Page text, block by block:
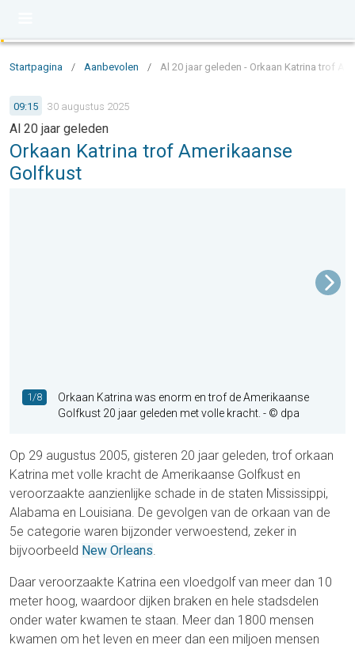
Startpagina / Aanbevolen / Al 20 jaar geleden - Orkaan Katrina trof
09:15 30 augustus 2025
Al 20 jaar geleden
Orkaan Katrina trof Amerikaanse
Golfkust
1/8
Orkaan Katrina was enorm en trof de Amerikaanse
Golfkust 20 jaar geleden met volle kracht. - © dpa
Op 29 augustus 2005, gisteren 20 jaar geleden, trof orkaan
Katrina met volle kracht de Amerikaanse Golfkust en
veroorzaakte aanzienlijke schade in de staten Mississippi,
Alabama en Louisiana. De gevolgen van de orkaan van de
5e categorie waren bijzonder verwoestend, zeker in
bijvoorbeeld New Orleans.
Daar veroorzaakte Katrina een vloedgolf van meer dan 10
meter hoog, waardoor dijken braken en hele stadsdelen
onder water kwamen te staan. Meer dan 1800 mensen
kwamen om het leven en meer dan een miljoen mensen